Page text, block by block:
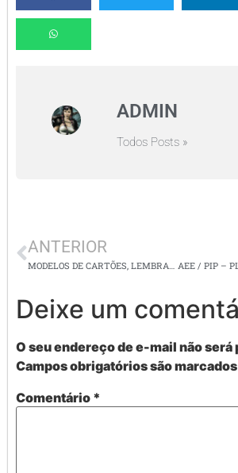
ADMIN
Todos Posts »
ANTERIOR
MODELOS DE CARTÕES, LEMBRANCINHAS E DESENHOS PARA COLORIR TEMA: NATAL
Deixe um
O seu endereço de e-mail não será
Campos obrigatórios são
Comentário *